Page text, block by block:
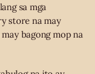
sa mga
store na may
bagong mop na